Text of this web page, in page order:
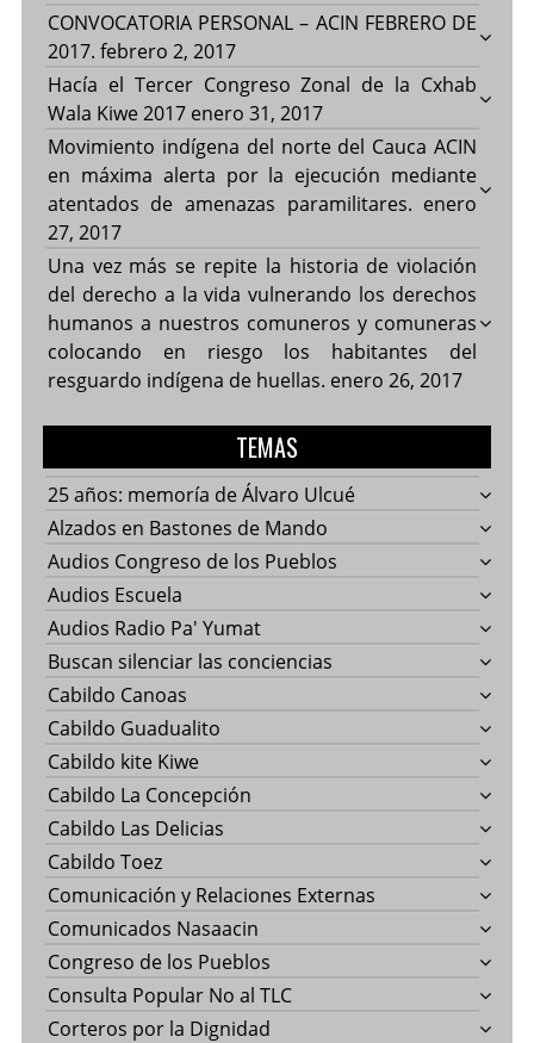
CONVOCATORIA PERSONAL – ACIN FEBRERO DE
2017. febrero 2, 2017
Hacía el Tercer Congreso Zonal de la Cxhab
Wala Kiwe 2017 enero 31, 2017
Movimiento indígena del norte del Cauca ACIN
en máxima alerta por la ejecución mediante
atentados de amenazas paramilitares. enero
27, 2017
Una vez más se repite la historia de violación
del derecho a la vida vulnerando los derechos
humanos a nuestros comuneros y comuneras
colocando en riesgo los habitantes del
resguardo indígena de huellas. enero 26, 2017
TEMAS
25 años: memoría de Álvaro Ulcué
Alzados en Bastones de Mando
Audios Congreso de los Pueblos
Audios Escuela
Audios Radio Pa' Yumat
Buscan silenciar las conciencias
Cabildo Canoas
Cabildo Guadualito
Cabildo kite Kiwe
Cabildo La Concepción
Cabildo Las Delicias
Cabildo Toez
Comunicación y Relaciones Externas
Comunicados Nasaacin
Congreso de los Pueblos
Consulta Popular No al TLC
Corteros por la Dignidad